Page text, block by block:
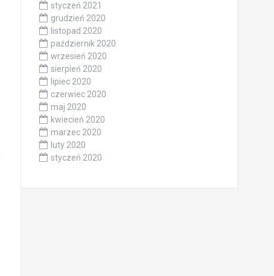
styczeń 2021
grudzień 2020
listopad 2020
październik 2020
wrzesień 2020
sierpień 2020
lipiec 2020
czerwiec 2020
maj 2020
kwiecień 2020
marzec 2020
luty 2020
styczeń 2020